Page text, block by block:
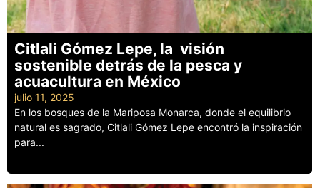
Citlali Gómez Lepe, la visión
sostenible detrás de la pesca y
acuacultura en México
julio 11, 2025
En los bosques de la Mariposa Monarca, donde el equilibrio
natural es sagrado, Citlali Gómez Lepe encontró la inspiración
para...